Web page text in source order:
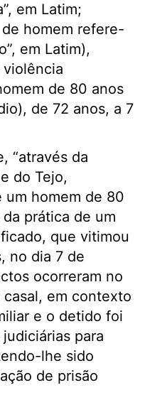
em Latim;
de homem refere-
em Latim),
de 80 anos
de 72 anos, a 7
“através da
do Tejo,
um homem de 80
prática de um
que vitimou
no dia 7 de
ocorreram no
em contexto
e o detido foi
para
lhe sido
de prisão